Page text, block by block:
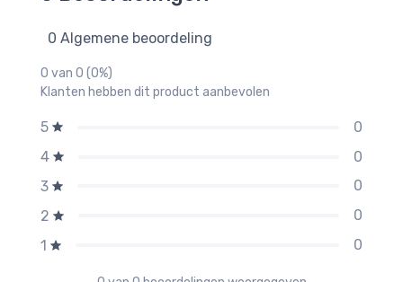
0 Algemene beoordeling
0 van 0 (0%)
Klanten hebben dit product aanbevolen
5
0
4
0
3
0
2
0
1
0